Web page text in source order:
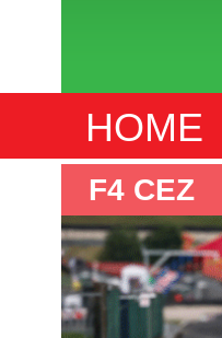
HOME